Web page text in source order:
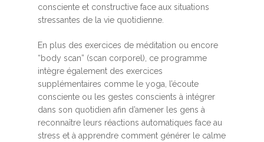
consciente et constructive face aux situations
stressantes de la vie quotidienne.
En plus des exercices de méditation ou encore
“body scan” (scan corporel), ce programme
intègre également des exercices
supplémentaires comme le yoga, l’écoute
consciente ou les gestes conscients à intégrer
dans son quotidien afin d’amener les gens à
reconnaître leurs réactions automatiques face au
stress et à apprendre comment générer le calme